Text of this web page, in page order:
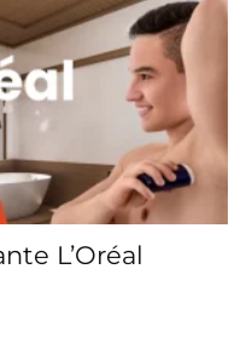
L’Oréal